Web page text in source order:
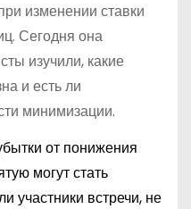
изменении ставки
Сегодня она
изучили, какие
и есть ли
минимизации.
от понижения
могут стать
участники встречи, не